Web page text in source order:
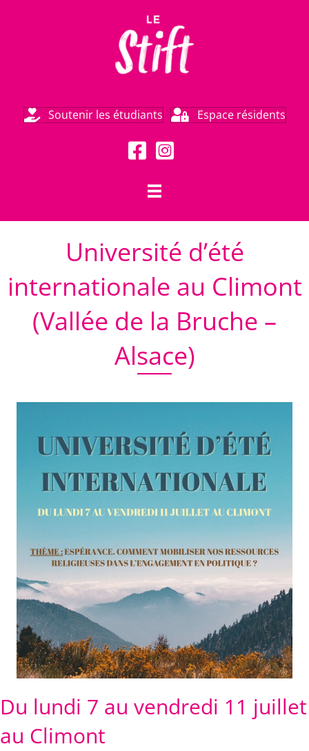
Soutenir les étudiants Espace résidents
Université d’été
internationale au Climont
(Vallée de la Bruche –
Alsace)
Du lundi 7 au vendredi 11 juillet
au Climont